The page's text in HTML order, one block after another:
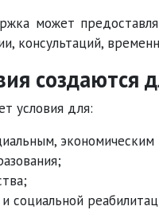
может
консультаций,
создаются
условия для:
социальной